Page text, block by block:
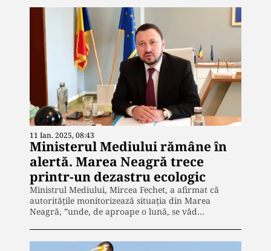
11 Ian. 2025, 08:43
Ministerul Mediului rămâne în
alertă. Marea Neagră trece
printr-un dezastru ecologic
Ministrul Mediului, Mircea Fechet, a afirmat că
autorităţile monitorizează situaţia din Marea
Neagră, ”unde, de aproape o lună, se văd…